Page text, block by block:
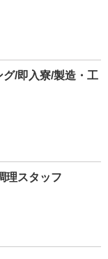
グ/即入寮/製造・工
理スタッフ